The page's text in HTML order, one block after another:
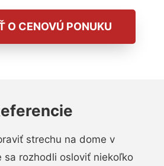
O CENOVÚ PONUKU
strechu na dome v
sa rozhodli osloviť niekoľko